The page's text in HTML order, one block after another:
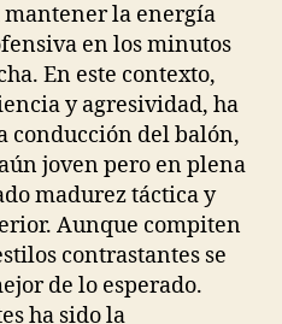
la energía
en los minutos
En este contexto,
y agresividad, ha
conducción del balón,
joven pero en plena
madurez táctica y
Aunque compiten
contrastantes se
de lo esperado.
ha sido la